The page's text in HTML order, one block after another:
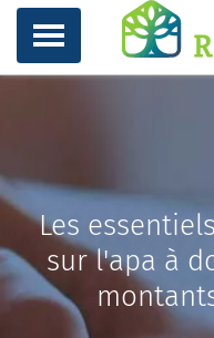
Les
sur l'apa à